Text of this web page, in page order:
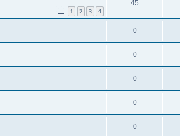
1 2 3 4
45
0
0
0
0
0